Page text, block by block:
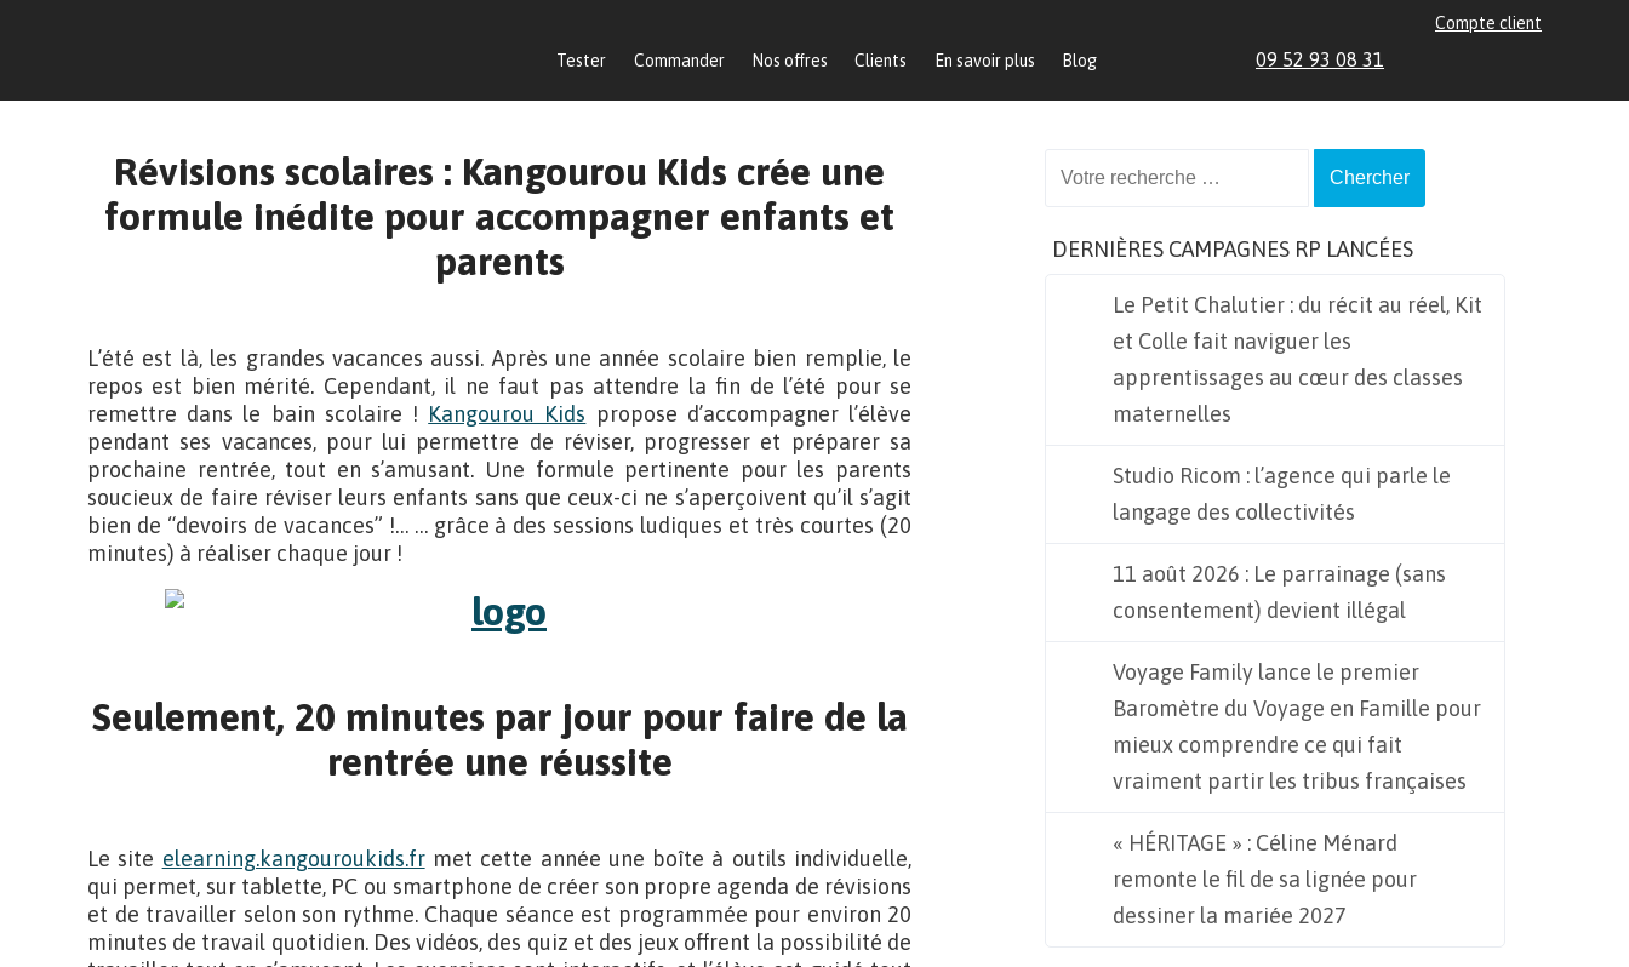
Tester Commander Nos offres Clients En savoir plus Blog
Compte client
09 52 93 08 31
Révisions scolaires : Kangourou Kids crée une
formule inédite pour accompagner enfants et
parents
L’été est là, les grandes vacances aussi. Après une année scolaire bien remplie, le
repos est bien mérité. Cependant, il ne faut pas attendre la fin de l’été pour se
remettre dans le bain scolaire ! Kangourou Kids propose d’accompagner l’élève
pendant ses vacances, pour lui permettre de réviser, progresser et préparer sa
prochaine rentrée, tout en s’amusant. Une formule pertinente pour les parents
soucieux de faire réviser leurs enfants sans que ceux-ci ne s’aperçoivent qu’il s’agit
bien de “devoirs de vacances” !… … grâce à des sessions ludiques et très courtes (20
minutes) à réaliser chaque jour !
Seulement, 20 minutes par jour pour faire de la
rentrée une réussite
Le site elearning.kangouroukids.frmet cette année une boîte à outils individuelle,
qui permet, sur tablette, PC ou smartphone de créer son propre agenda de révisions
et de travailler selon son rythme. Chaque séance est programmée pour environ 20
minutes de travail quotidien. Des vidéos, des quiz et des jeux offrent la possibilité de
DERNIÈRES CAMPAGNES RP LANCÉES
Le Petit Chalutier : du récit au réel, Kit
et Colle fait naviguer les
apprentissages au cœur des classes
maternelles
Studio Ricom : l’agence qui parle le
langage des collectivités
11 août 2026 : Le parrainage (sans
consentement) devient illégal
Voyage Family lance le premier
Baromètre du Voyage en Famille pour
mieux comprendre ce qui fait
vraiment partir les tribus françaises
« HÉRITAGE » : Céline Ménard
remonte le fil de sa lignée pour
dessiner la mariée 2027